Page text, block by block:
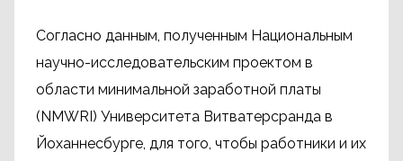
Согласно данным, полученным Национальным
научно-исследовательским проектом в
области минимальной заработной платы
(NMWRI) Университета Витватерсранда в
Йоханнесбурге, для того, чтобы работники и их